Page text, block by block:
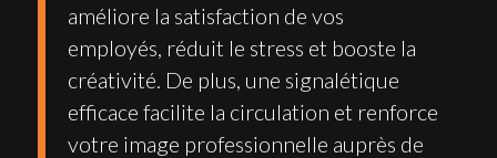
améliore la satisfaction de vos
employés, réduit le stress et booste la
créativité. De plus, une signalétique
efficace facilite la circulation et renforce
votre image professionnelle auprès de